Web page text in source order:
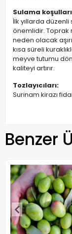
Sulama
İlk yıllarda
önemlidir. Toprak
neden olacak
kısa süreli
meyve tutumu
kaliteyi artırır.
Tozlayıcıları:
Surinam kirazı
Benzer